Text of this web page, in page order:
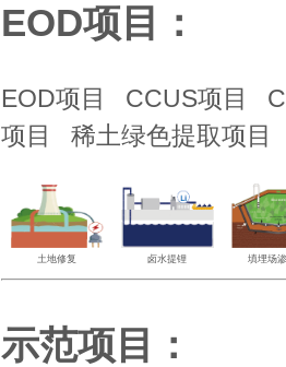
EOD项目：
EOD项目 CCUS项目
项目 稀土绿色提取项
土地修复 卤水提锂 填埋场
示范项目 ：